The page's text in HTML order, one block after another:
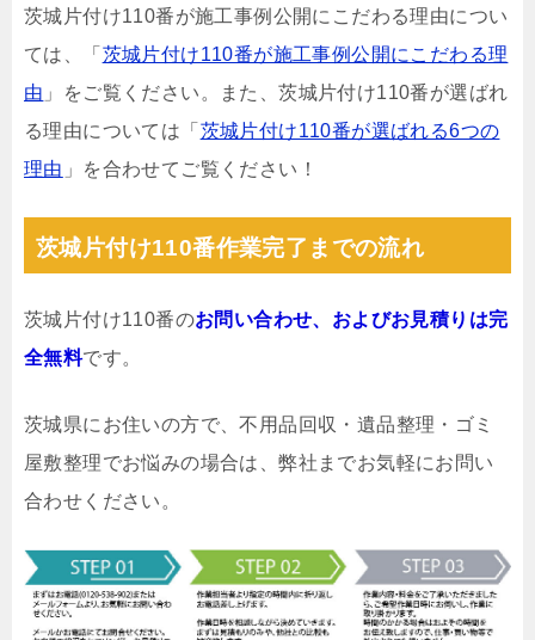
茨城片付け110番が施工事例公開にこだわる理由につい
ては、「 茨城片付け110番が施工事例公開にこだわる理
由 」をご覧ください。また、茨城片付け110番が選ばれ
る理由については「 茨城片付け110番が選ばれる6つの
理由 」を合わせてご覧ください！
茨城片付け110番作業完了までの流れ
茨城片付け110番のお問い合わせ、およびお見積りは完
全無料です。
茨城県にお住いの方で、不用品回収・遺品整理・ゴミ
屋敷整理でお悩みの場合は、弊社までお気軽にお問い
合わせください。